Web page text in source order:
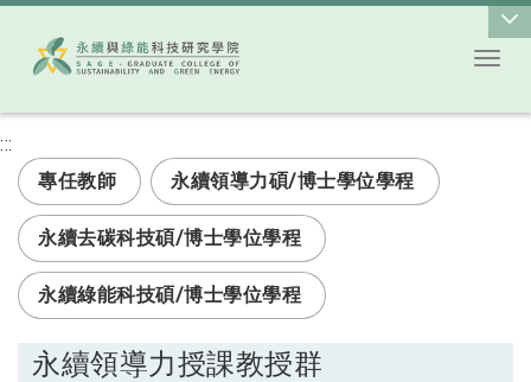
跳到主要內容
:::
專任教師
永續領導力碩/博士學位學程
永續去碳科技碩/博士學位學程
永續綠能科技碩/博士學位學程
永續領導力授課教授群